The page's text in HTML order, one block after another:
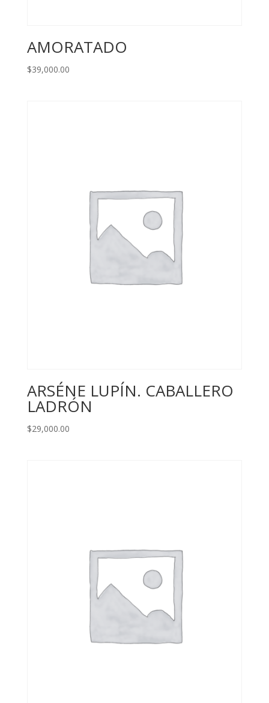
AMORATADO
$39,000.00
ARSÉNE LUPÍN. CABALLERO
LADRÓN
$29,000.00